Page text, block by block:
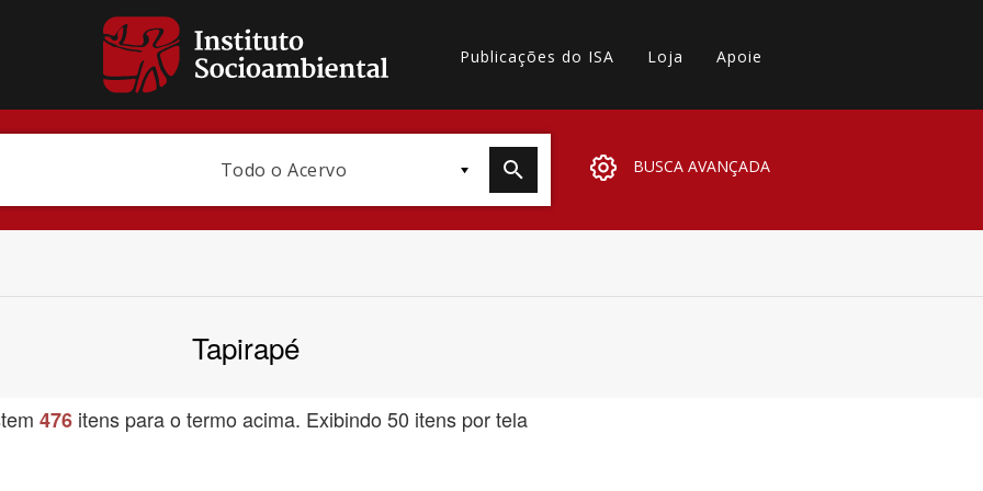
Publicações do ISA Loja Apoie
Todo o Acervo BUSCA AVANÇADA
Bioma / Bacia
Tapirapé
476 itens para o termo acima. Exibindo 50 itens por tela